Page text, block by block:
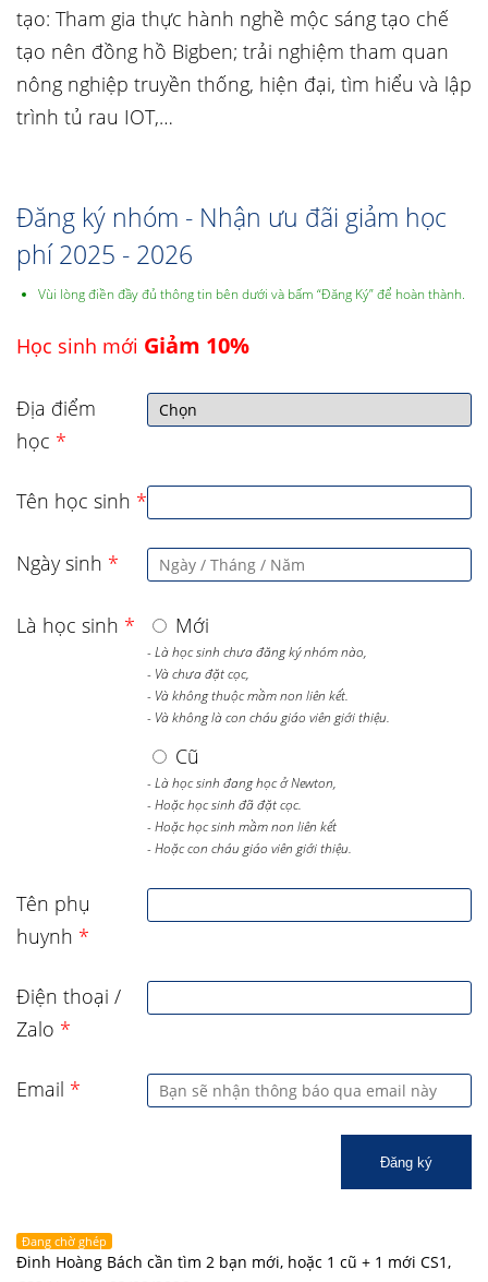
tạo: Tham gia thực hành nghề mộc sáng tạo chế
tạo nên đồng hồ Bigben; trải nghiệm tham quan
nông nghiệp truyền thống, hiện đại, tìm hiểu và lập
trình tủ rau IOT,…
Đăng ký nhóm - Nhận ưu đãi giảm học
phí 2025 - 2026
Vùi lòng điền đầy đủ thông tin bên dưới và bấm “Đăng Ký” để hoàn thành.
Học sinh mới Giảm 10%
Địa điểm
học *
Tên học sinh *
Ngày sinh *
Là học sinh * Mới
- Là học sinh chưa đăng ký nhóm nào,
- Và chưa đặt cọc,
- Và không thuộc mầm non liên kết.
- Và không là con cháu giáo viên giới thiệu.
Cũ
- Là học sinh đang học ở Newton,
- Hoặc học sinh đã đặt cọc.
- Hoặc học sinh mầm non liên kết
- Hoặc con cháu giáo viên giới thiệu.
Tên phụ
huynh *
Điện thoại /
Zalo *
Email *
Đăng ký
Đang chờ ghép
Đinh Hoàng Bách cần tìm 2 bạn mới, hoặc 1 cũ + 1 mới CS1,